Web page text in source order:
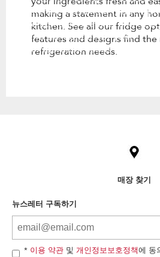
making a statement in any
kitchen. See all our fridge
features and designs find
refrigeration needs.
kitchen. See all our fridge
to compare features and
find the right fit for your
refrigeration needs.
find
the
end
매장 찾기
뉴스레터 구독하기
* 이용 약관 및 개인정보보호정책에 동